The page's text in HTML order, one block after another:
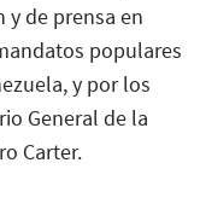
y de prensa en
populares
y por los
General de la
Carter.